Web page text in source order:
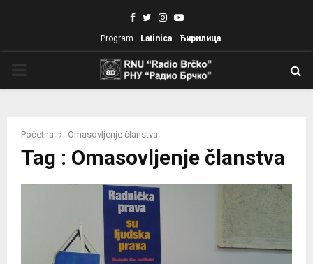
Facebook
TwitterInstagram
Youtube
Program Latinica Ћирилица
Početna Omasovljenje članstva
Tag : Omasovljenje članstva